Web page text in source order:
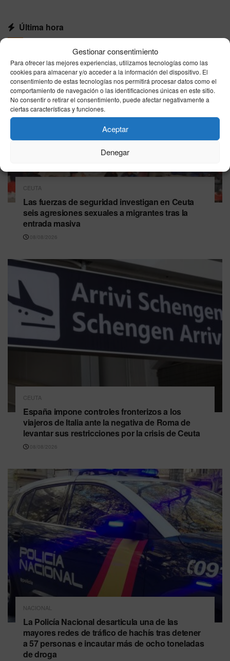
Gestionar consentimiento
Para ofrecer las mejores experiencias, utilizamos tecnologías como las
cookies para almacenar y/o acceder a la información del dispositivo. El
consentimiento de estas tecnologías nos permitirá procesar datos como el
comportamiento de navegación o las identificaciones únicas en este sitio.
No consentir o retirar el consentimiento, puede afectar negativamente a
ciertas características y funciones.
Aceptar
Denegar
Última hora
CEUTA
Las fuerzas de seguridad investigan en Ceuta
seis agresiones sexuales a migrantes tras la
entrada masiva
08/08/2026
CEUTA
España impone controles fronterizos a los
viajeros de Italia ante la negativa de Roma de
levantar sus restricciones por la crisis de Ceuta
08/08/2026
NACIONAL
La Policía Nacional desarticula una de las
mayores redes de tráfico de hachís tras detener
a 57 personas e incautar más de ocho toneladas
de droga